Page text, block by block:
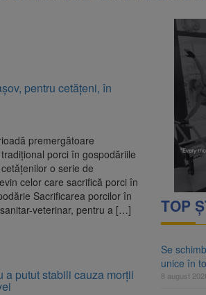
consumului de energie. Nivelul Dunării a
luminii pe timpul nopții, nu oprirea
după un accident. Două persoane
Subiecte unice în toată țara, aceeași oră și
pentru cetățeni, în
premergătoare
porci în gospodăriile
o serie de
celor care sacrifică porci în
Sacrificarea porcilor în
veterinar, pentru a […]
a putut stabili cauza morții
TOP
Se
unice în
8 august